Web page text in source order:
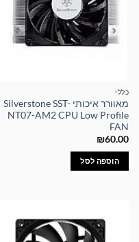
כללי
מאוורר איכותי Silverstone SST-
NT07-AM2 CPU Low Profile
FAN
₪60.00
הוספה לסל